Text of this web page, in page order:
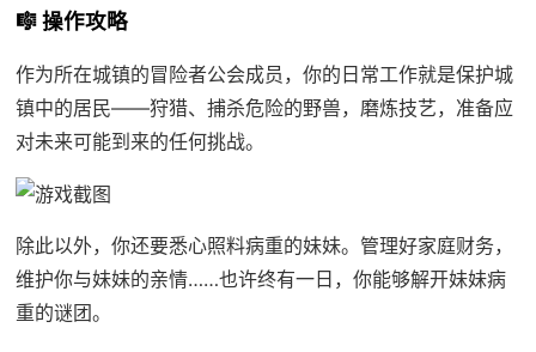
🎼 操作攻略
作为所在城镇的冒险者公会成员，你的日常工作就是保护城
镇中的居民——狩猎、捕杀危险的野兽，磨炼技艺，准备应
对未来可能到来的任何挑战。
除此以外，你还要悉心照料病重的妹妹。管理好家庭财务，
维护你与妹妹的亲情……也许终有一日，你能够解开妹妹病
重的谜团。